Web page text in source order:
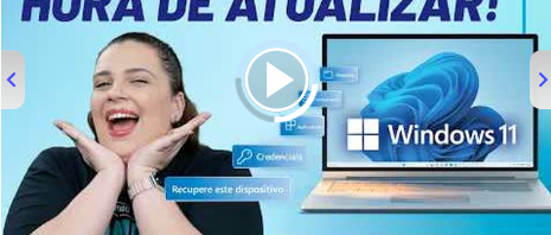
00:00/04:52